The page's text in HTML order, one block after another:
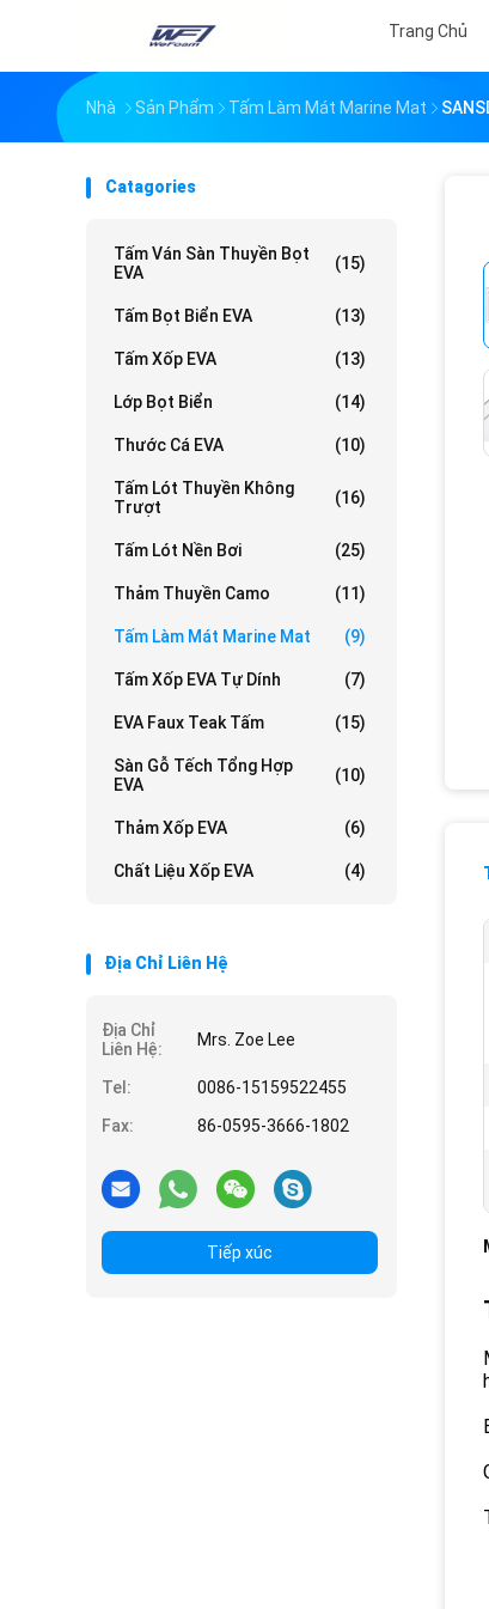
Trang Chủ
Nhà Sản Phẩm Tấm Làm Mát Marine Mat
Catagories
Tấm Ván Sàn Thuyền Bọt
EVA
(15)
Tấm Bọt Biển EVA (13)
Tấm Xốp EVA (13)
Lớp Bọt Biển (14)
Thước Cá EVA (10)
Tấm Lót Thuyền Không
Trượt
(16)
Tấm Lót Nền Bơi (25)
Thảm Thuyền Camo (11)
Tấm Làm Mát Marine Mat (9)
Tấm Xốp EVA Tự Dính (7)
EVA Faux Teak Tấm (15)
Sàn Gỗ Tếch Tổng Hợp
EVA
(10)
Thảm Xốp EVA (6)
Chất Liệu Xốp EVA (4)
Địa Chỉ Liên Hệ
Địa Chỉ
Liên Hệ:
Mrs. Zoe Lee
Tel:
0086-15159522455
Fax:
86-0595-3666-1802
Tiếp xúc